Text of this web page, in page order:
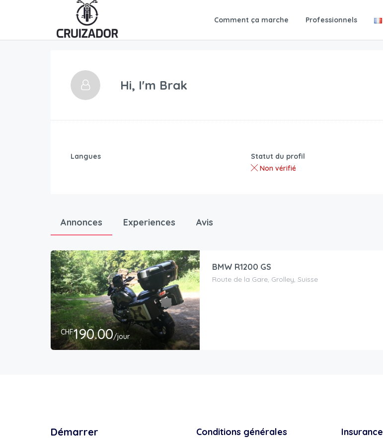
Comment ça marche Professionnels
Hi, I'm Brak
Langues
Statut du profil
Non vérifié
Annonces Experiences Avis
CHF190.00/jour
BMW R1200 GS
Route de la Gare, Grolley, Suisse
Démarrer Conditions générales Insurance